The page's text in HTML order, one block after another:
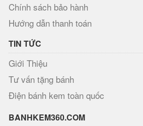
Chính sách bảo hành
Hướng dẫn thanh toán
TIN TỨC
Giới Thiệu
Tư vấn tặng bánh
Điện bánh kem toàn quốc
BANHKEM360.COM